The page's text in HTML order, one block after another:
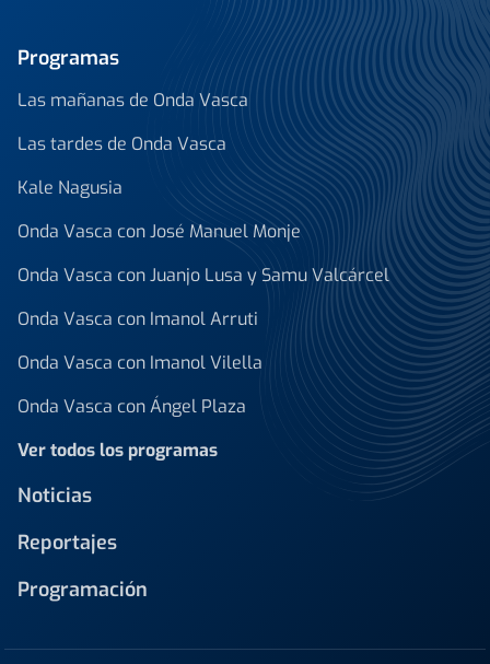
Programas
Las mañanas de Onda Vasca
Las tardes de Onda Vasca
Kale Nagusia
Onda Vasca con José Manuel Monje
Onda Vasca con Juanjo Lusa y Samu Valcárcel
Onda Vasca con Imanol Arruti
Onda Vasca con Imanol Vilella
Onda Vasca con Ángel Plaza
Ver todos los programas
Noticias
Reportajes
Programación